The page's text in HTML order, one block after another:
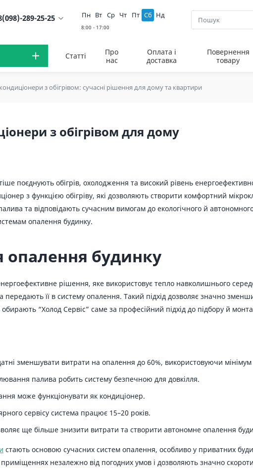
289-25-25 Пн Вт Ср Чт Пт Сб Нд
Статті
Про
нас
Оплата і
доставка
Повернення
товару
з обігрівом: сучасні рішення для дому та квартири
з обігрівом для дому
поєднують обігрів, охолодження та високий рівень
з функцією обігріву, які дозволяють створити комфортний
та відповідають сучасним вимогам до екологічного й
опалення будинку.
опалення будинку
рішення, яке використовує тепло навколишнього
передають її в систему опалення. Такий підхід дозволяє значно
“Холод Сервіс” саме за професійний підхід до підбору й
зменшувати витрати на опалення до 60%, використовуючи
палива робить систему безпечною для довкілля.
може функціонувати як кондиціонер.
сервісу система працює 15–20 років.
ще більше знизити витрати та створити автономне опалення
стають основою сучасних систем опалення, особливо у приватних
незалежно від погодних умов і дозволяють значно